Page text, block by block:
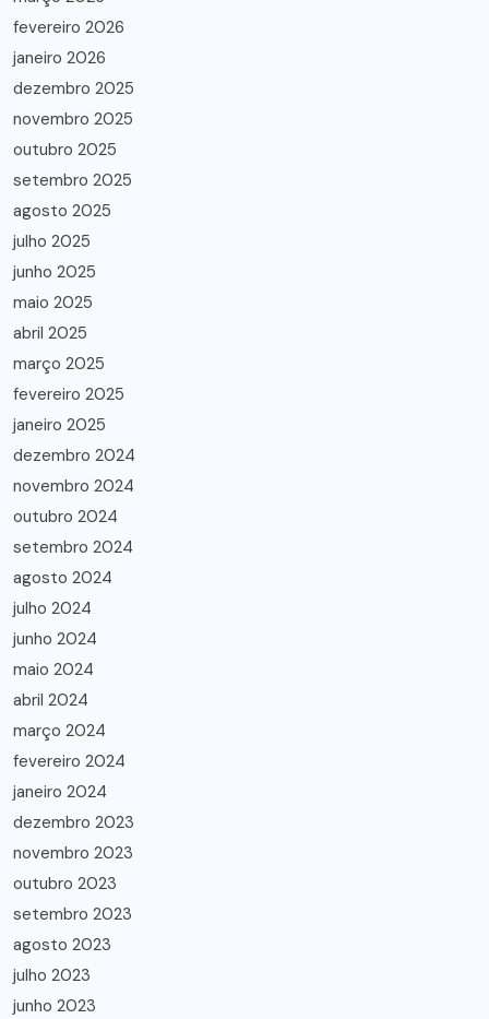
fevereiro 2026
janeiro 2026
dezembro 2025
novembro 2025
outubro 2025
setembro 2025
agosto 2025
julho 2025
junho 2025
maio 2025
abril 2025
março 2025
fevereiro 2025
janeiro 2025
dezembro 2024
novembro 2024
outubro 2024
setembro 2024
agosto 2024
julho 2024
junho 2024
maio 2024
abril 2024
março 2024
fevereiro 2024
janeiro 2024
dezembro 2023
novembro 2023
outubro 2023
setembro 2023
agosto 2023
julho 2023
junho 2023